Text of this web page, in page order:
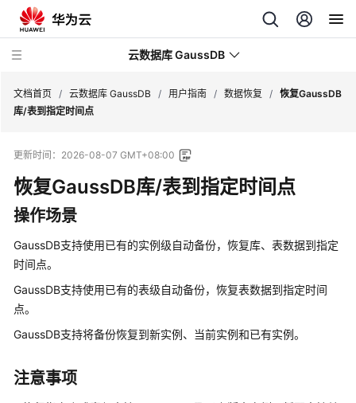
云数据库 GaussDB
新
动
态
务
公
告
品
绍
文档首页 / 云数据库 GaussDB / 用户指南 / 数据恢复 / 恢复GaussDB
库/表到指定时间点
更新时间： 2026-08-07 GMT+08:00
恢复GaussDB库/表到指定时间点
操作场景
GaussDB支持使用已有的实例级自动备份，恢复库、表数据到指定
时间点。
GaussDB支持使用已有的表级自动备份，恢复表数据到指定时间
点。
GaussDB支持将备份恢复到新实例、当前实例和已有实例。
注意事项